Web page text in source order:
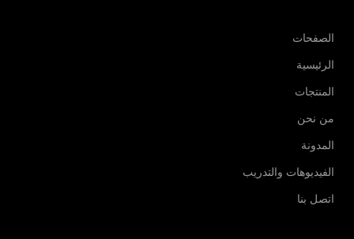
الصفحات
الرئيسية
المنتجات
من نحن
المدونة
الفيديوهات والتدريب
اتصل بنا